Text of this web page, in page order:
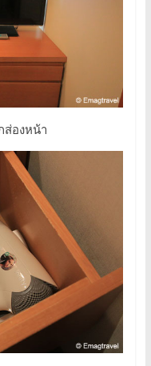
ส่องหน้า